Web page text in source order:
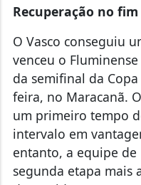
Recuperação no fim
O Vasco conseguiu
venceu o
da semifinal da
feira, no Maracanã.
um primeiro tempo
intervalo em
entanto, a equipe
segunda etapa mais